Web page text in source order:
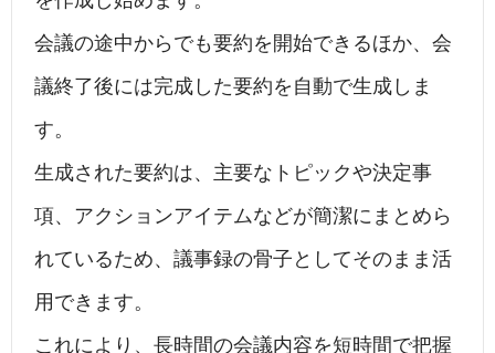
会議の途中からでも要約を開始できるほか、会
議終了後には完成した要約を自動で生成しま
す。
生成された要約は、主要なトピックや決定事
項、アクションアイテムなどが簡潔にまとめら
れているため、議事録の骨子としてそのまま活
用できます。
これにより、長時間の会議内容を短時間で把握